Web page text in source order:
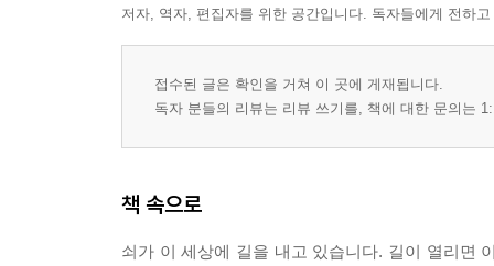
저자, 역자, 편집자를 위한 공간입니다. 독자들에게 전하
접수된 글은 확인을 거쳐 이 곳에 게재됩니다.
독자 분들의 리뷰는 리뷰 쓰기를, 책에 대한 문의는
책 속으로
쇠가 이 세상에 길을 내고 있습니다. 길이 열리면